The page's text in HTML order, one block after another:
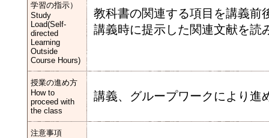
学習の指示）
Study
Load(Self-
directed
Learning
Outside
Course Hours)
教科書の関連する項目を講義前
講義時に提示した関連文献を読
授業の進め方
How to
proceed with
the class
講義、グループワークにより進
注意事項